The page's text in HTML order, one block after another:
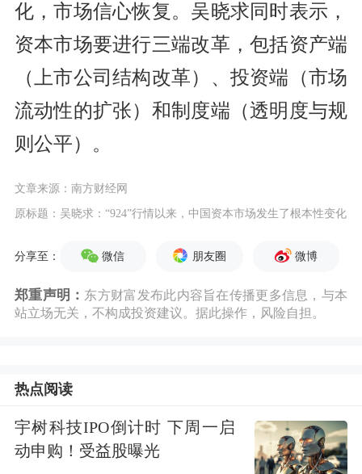
化，市场信心恢复。吴晓求同时表示，
资本市场要进行三端改革，包括资产端
（上市公司结构改革）、投资端（市场
流动性的扩张）和制度端（透明度与规
则公平）。
文章来源：南方财经网
原标题：吴晓求：“924”行情以来，中国资本市场发生了根本性变化
分享至： 微信 朋友圈 微博
郑重声明： 东方财富发布此内容旨在传播更多信息，与本
站立场无关，不构成投资建议。据此操作，风险自担。
热点阅读
宇树科技IPO倒计时 下周一启
动申购！受益股曝光